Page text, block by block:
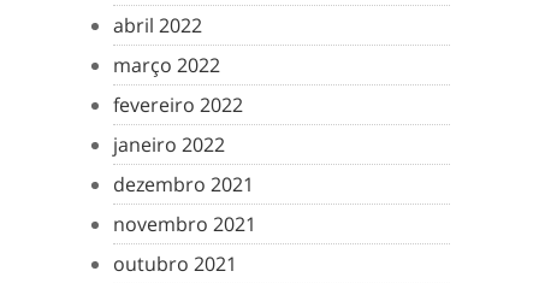
abril 2022
março 2022
fevereiro 2022
janeiro 2022
dezembro 2021
novembro 2021
outubro 2021